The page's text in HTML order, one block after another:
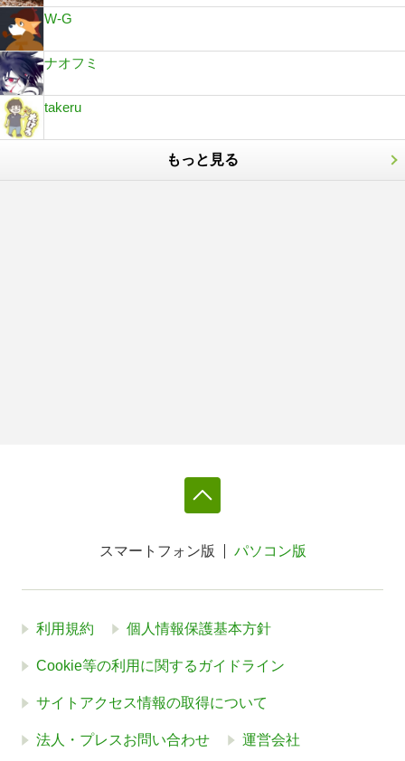
W-G
ナオフミ
takeru
もっと見る
スマートフォン版 パソコン版
利用規約 個人情報保護基本方針
Cookie等の利用に関するガイドライン
サイトアクセス情報の取得について
法人・プレスお問い合わせ 運営会社